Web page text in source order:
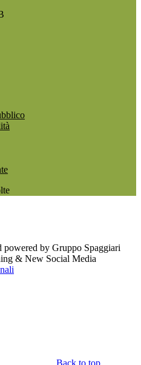
powered by Gruppo Spaggiari
& New Social Media